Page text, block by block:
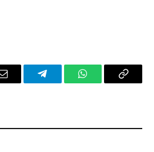
Email TelegramWhatsAppCopy